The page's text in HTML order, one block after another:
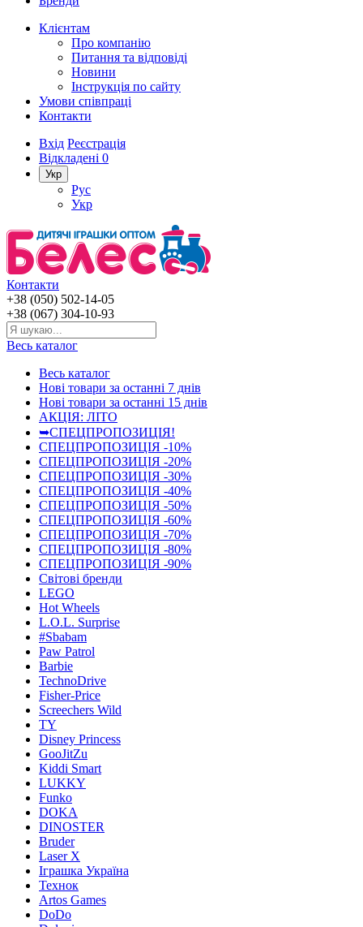
Клієнтам
Про компанію
Питання та відповіді
Новини
Інструкція по сайту
Умови співпраці
Контакти
Вхід Реєстрація
Відкладені 0
Укр
Рус
Укр
Контакти
+38 (050) 502-14-05
+38 (067) 304-10-93
Весь каталог
Весь каталог
Нові товари за останнi 7 днiв
Нові товари за останнi 15 днiв
АКЦІЯ: ЛІТО
➥СПЕЦПРОПОЗИЦІЯ!
СПЕЦПРОПОЗИЦІЯ -10%
СПЕЦПРОПОЗИЦІЯ -20%
СПЕЦПРОПОЗИЦІЯ -30%
СПЕЦПРОПОЗИЦІЯ -40%
СПЕЦПРОПОЗИЦІЯ -50%
СПЕЦПРОПОЗИЦІЯ -60%
СПЕЦПРОПОЗИЦІЯ -70%
СПЕЦПРОПОЗИЦІЯ -80%
СПЕЦПРОПОЗИЦІЯ -90%
Світові бренди
LEGO
Hot Wheels
L.O.L. Surprise
#Sbabam
Paw Patrol
Barbie
TechnoDrive
Fisher-Price
Screechers Wild
TY
Disney Princess
GooJitZu
Kiddi Smart
LUKKY
Funko
DOKA
DINOSTER
Bruder
Laser X
Іграшка Україна
Технок
Artos Games
DoDo